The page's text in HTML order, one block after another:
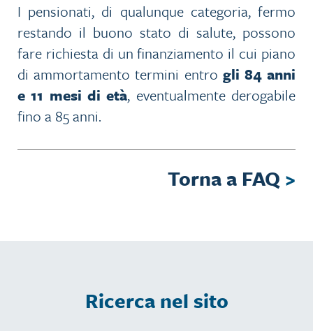
I pensionati, di qualunque categoria, fermo
restando il buono stato di salute, possono
fare richiesta di un finanziamento il cui piano
di ammortamento termini entro gli 84 anni
e 11 mesi di età, eventualmente derogabile
fino a 85 anni.
Torna a FAQ >
Ricerca nel sito